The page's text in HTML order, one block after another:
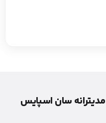
مدیترانه سان اسپایس